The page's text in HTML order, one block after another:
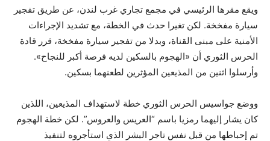
ويقع مقرها الرئيسي في مجمع تجاري غرب لندن، عن طريق تفجير
سيارة مفخخة. لكن تغيرا حدث في الخطة، مع تشديد الإجراءات
الأمنية على مبنى القناة، وبدلا من تفجير سيارة مفخخة، قرر قادة
الحرس الثوري أن «الهجوم بالسكين لديه فرصة أكبر للنجاح».
وأرسلوا اثنين من المذيعين المؤثرين لطعنهما بسكين.
ووضع جواسيس الحرس الثوري خطة لاستهداف المذيعين، اللذين
كان يشار إليهما رمزيا باسم “العريس والعروس”. لكن خطة الهجوم
تم إحباطها من قبل نفس تاجر البشر الذي استأجروه لتنفيذ